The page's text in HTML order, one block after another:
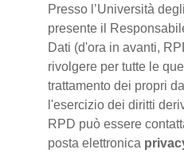
Presso l’Università
presente il
Dati (d'ora in avanti,
rivolgere per tutte le
trattamento dei propri
l'esercizio dei diritti
RPD può essere
posta elettronica